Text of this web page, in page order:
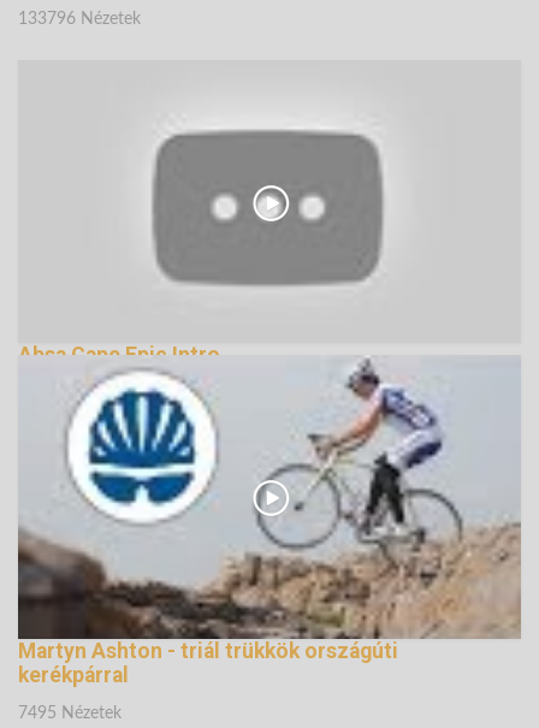
133796 Nézetek
Absa Cape Epic Intro
139349 Nézetek
Martyn Ashton - triál trükkök országúti
kerékpárral
7495 Nézetek